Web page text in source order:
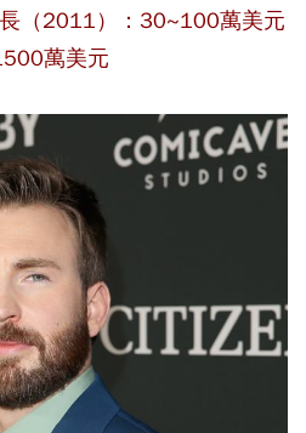
（2011）：30~100萬美元
萬美元